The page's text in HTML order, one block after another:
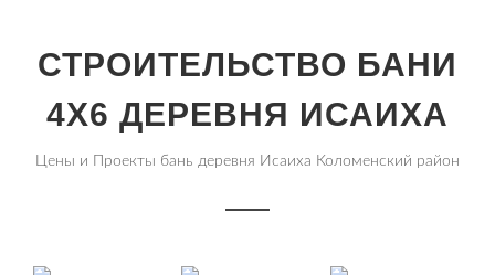
СТРОИТЕЛЬСТВО БАНИ
4Х6 ДЕРЕВНЯ ИСАИХА
Цены и Проекты бань деревня Исаиха Коломенский район